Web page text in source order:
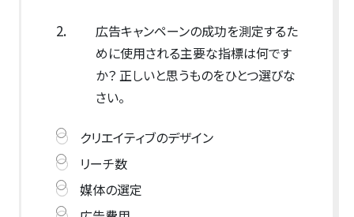
2.
広告キャンペーンの成功を測定するた
めに使用される主要な指標は何です
か？ 正しいと思うものをひとつ選びな
さい。
クリエイティブのデザイン
リーチ数
媒体の選定